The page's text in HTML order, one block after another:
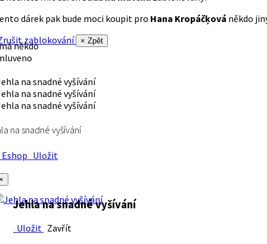
dárek pak bude moci koupit pro Hana Kropáčķová někdo
zablokování
× Zpět
někdo
na snadné vyšívání
Uložit
Jehla na snadné vyšívání
Uložit Zavřít